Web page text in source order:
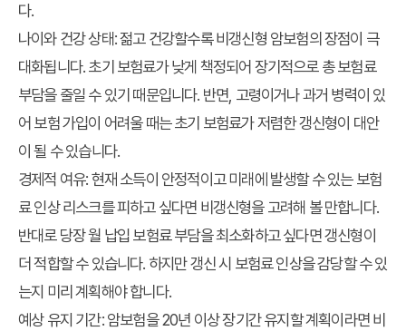
다.
나이와 건강 상태:젊고 건강할수록 비갱신형 암보험의 장점이 극
대화됩니다. 초기 보험료가 낮게 책정되어 장기적으로 총 보험료
부담을 줄일 수 있기 때문입니다. 반면, 고령이거나 과거 병력이 있
어 보험 가입이 어려울 때는 초기 보험료가 저렴한 갱신형이 대안
이 될 수 있습니다.
경제적 여유:현재 소득이 안정적이고 미래에 발생할 수 있는 보험
료 인상 리스크를 피하고 싶다면 비갱신형을 고려해 볼 만합니다.
반대로 당장 월 납입 보험료 부담을 최소화하고 싶다면 갱신형이
더 적합할 수 있습니다. 하지만 갱신 시 보험료 인상을 감당할 수 있
는지 미리 계획해야 합니다.
예상 유지 기간:암보험을 20년 이상 장기간 유지할 계획이라면 비